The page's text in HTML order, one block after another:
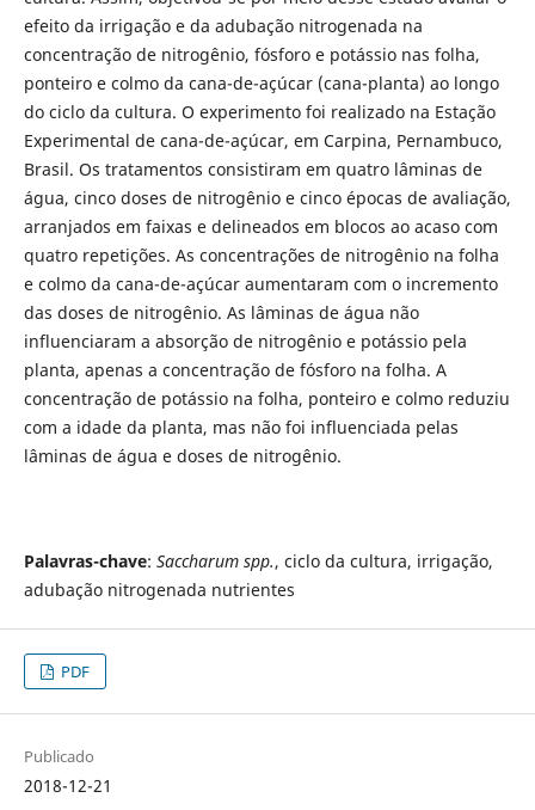
efeito da irrigação e da adubação nitrogenada na
concentração de nitrogênio, fósforo e potássio nas folha,
ponteiro e colmo da cana-de-açúcar (cana-planta) ao longo
do ciclo da cultura. O experimento foi realizado na Estação
Experimental de cana-de-açúcar, em Carpina, Pernambuco,
Brasil. Os tratamentos consistiram em quatro lâminas de
água, cinco doses de nitrogênio e cinco épocas de avaliação,
arranjados em faixas e delineados em blocos ao acaso com
quatro repetições. As concentrações de nitrogênio na folha
e colmo da cana-de-açúcar aumentaram com o incremento
das doses de nitrogênio. As lâminas de água não
influenciaram a absorção de nitrogênio e potássio pela
planta, apenas a concentração de fósforo na folha. A
concentração de potássio na folha, ponteiro e colmo reduziu
com a idade da planta, mas não foi influenciada pelas
lâminas de água e doses de nitrogênio.
Palavras-chave: Saccharum spp., ciclo da cultura, irrigação,
adubação nitrogenada nutrientes
PDF
Publicado
2018-12-21